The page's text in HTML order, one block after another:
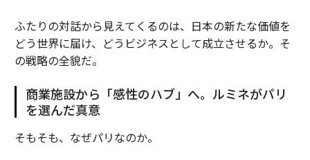
ふたりの対話から見えてくるのは、日本の新たな価値を
どう世界に届け、どうビジネスとして成立させるか。そ
の戦略の全貌だ。
商業施設から「感性のハブ」へ。ルミネがパリ
を選んだ真意
そもそも、なぜパリなのか。